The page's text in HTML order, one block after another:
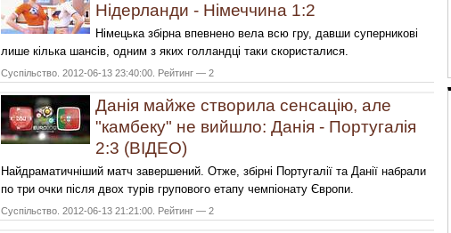
Нідерланди - Німеччина 1:2
Німецька збірна впевнено вела всю гру, давши суперникові
лише кілька шансів, одним з яких голландці таки скористалися.
Суспільство. 2012-06-13 23:40:00. Рейтинг — 2
Данія майже створила сенсацію, але
"камбеку" не вийшло: Данія - Португалія
2:3 (ВІДЕО)
Найдраматичніший матч завершений. Отже, збірні Португалії та Данії набрали
по три очки після двох турів групового етапу чемпіонату Європи.
Суспільство. 2012-06-13 21:21:00. Рейтинг — 2